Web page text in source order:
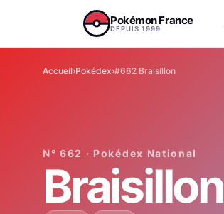
Pokémon France
DEPUIS 1999
Accueil›Pokédex›#662 Braisillon
N° 662 · Pokédex National
Braisillon